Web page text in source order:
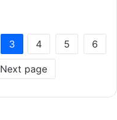
3 4 5 6
Next page